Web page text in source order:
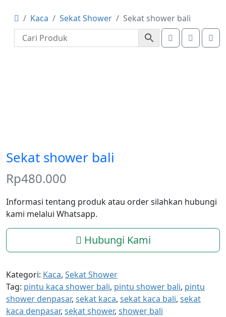
Kaca Sekat Shower
Sekat shower bali
Account
Sekat shower bali
Rp480.000
Informasi tentang produk atau order silahkan hubungi
kami melalui Whatsapp.
Hubungi Kami
Kategori: Kaca, Sekat Shower
Tag: pintu kaca shower bali, pintu shower bali, pintu
shower denpasar, sekat kaca, sekat kaca bali, sekat
kaca denpasar, sekat shower, shower bali